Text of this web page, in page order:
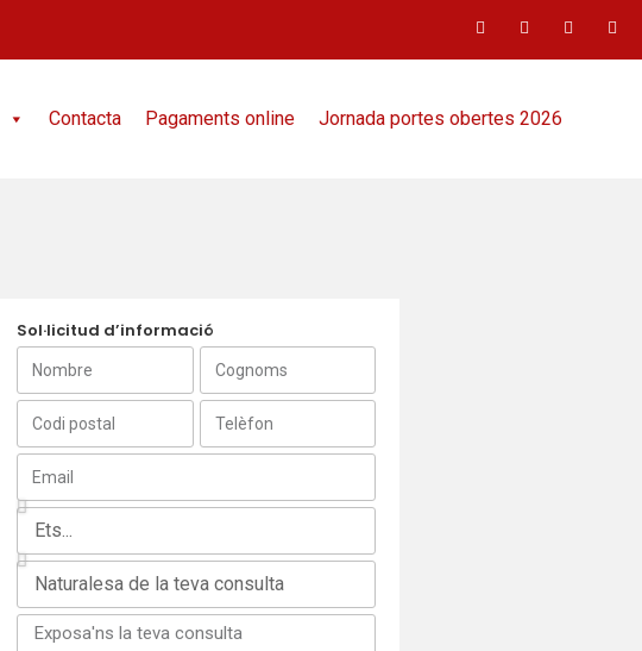
Contacta Pagaments online Jornada portes obertes 2026
Sol·licitud d’informació